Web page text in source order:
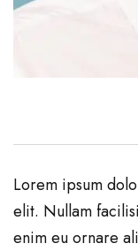
Lorem ipsum
elit. Nullam
enim eu ornare